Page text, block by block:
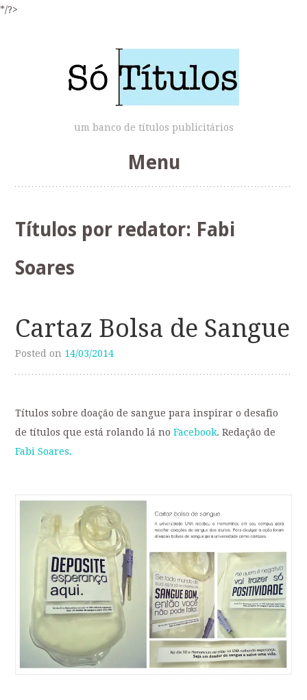
*/?>
um banco de títulos publicitários
Menu
content
Títulos por redator: Fabi
Soares
Cartaz Bolsa de Sangue
Posted on 14/03/2014
Títulos sobre doação de sangue para inspirar o desafio
de títulos que está rolando lá noFacebook. Redação de
Fabi Soares.